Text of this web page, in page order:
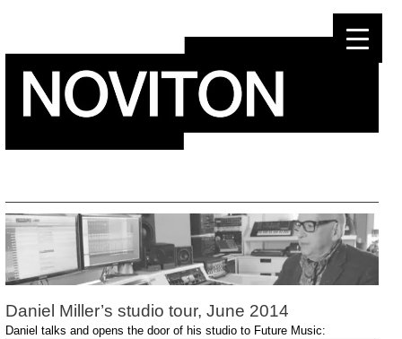
Daniel Miller’s studio tour, June 2014
Daniel talks and opens the door of his studio to Future Music: